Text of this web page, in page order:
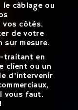
câblage ou
vos côtés.
de votre
mesure.
traitant en
client ou un
d'intervenir
vous faut.